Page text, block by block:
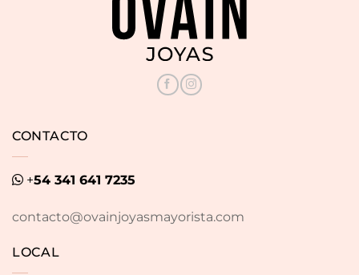
LOCAL
CONTACTO
+54 341 641 7235
contacto@ovainjoyasmayorista.com